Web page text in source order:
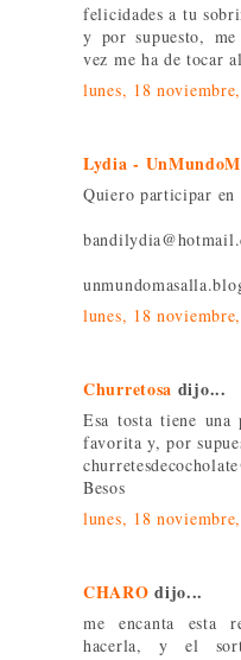
felicidades a tu
y por supuesto,
vez me ha de tocar
lunes, 18
Lydia -
Quiero participar
lunes, 18
Churretosa dijo...
Esa tosta tiene
favorita y, por
Besos
lunes, 18
CHARO dijo...
me encanta esta
hacerla, y el